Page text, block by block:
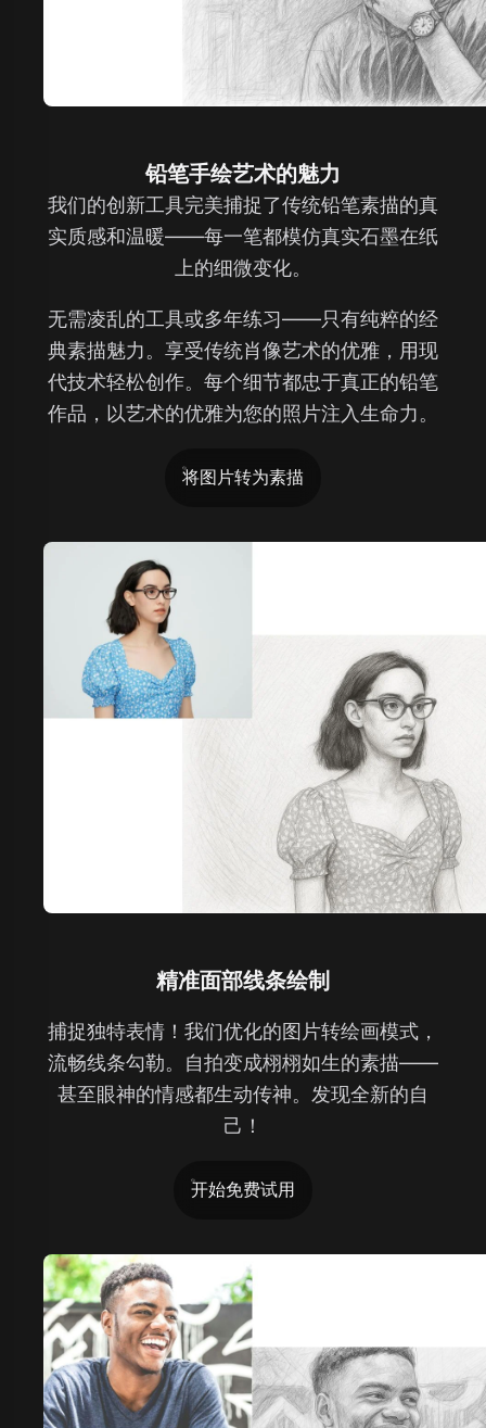
铅笔手绘艺术的魅力
我们的创新工具完美捕捉了传统铅笔素描的真
实质感和温暖——每一笔都模仿真实石墨在纸
上的细微变化。
无需凌乱的工具或多年练习——只有纯粹的经
典素描魅力。享受传统肖像艺术的优雅，用现
代技术轻松创作。每个细节都忠于真正的铅笔
作品，以艺术的优雅为您的照片注入生命力。
将图片转为素描
精准面部线条绘制
捕捉独特表情！我们优化的图片转绘画模式，
流畅线条勾勒。自拍变成栩栩如生的素描——
甚至眼神的情感都生动传神。发现全新的自
己！
开始免费试用